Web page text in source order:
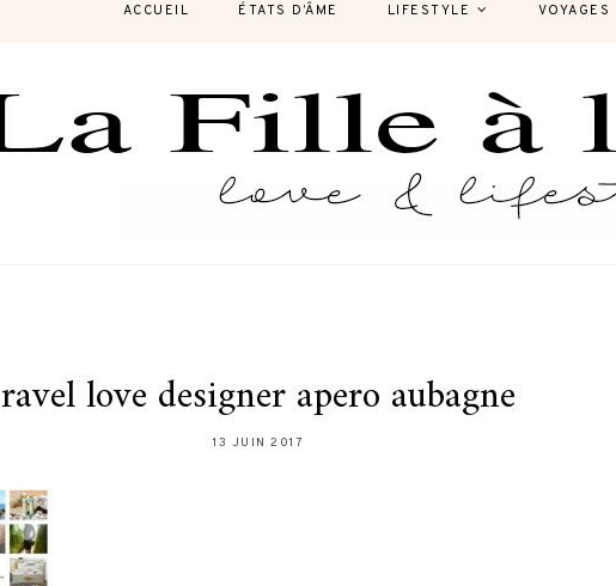
ACCUEIL ÉTATS D’ÂME LIFESTYLE VOYAGES
ravel love designer apero aubagne
13 JUIN 2017